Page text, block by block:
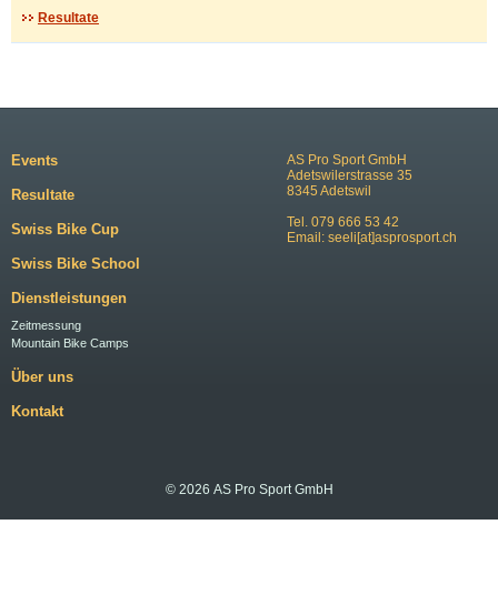
Resultate
AS Pro Sport GmbH
Adetswilerstrasse 35
8345 Adetswil
Tel. 079 666 53 42
Email: seeli[at]asprosport.ch
Events
Resultate
Swiss Bike Cup
Swiss Bike School
Dienstleistungen
Zeitmessung
Mountain Bike Camps
Über uns
Kontakt
© 2026 AS Pro Sport GmbH